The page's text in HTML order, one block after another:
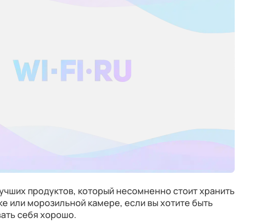
продуктов, который несомненно стоит хранить
или морозильной камере, если вы хотите быть
себя хорошо.